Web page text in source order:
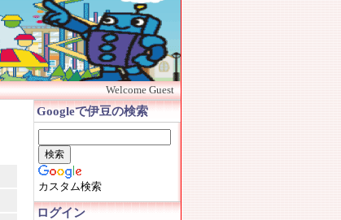
Welcome Guest
Googleで伊豆の検索
カスタム検索
ログイン